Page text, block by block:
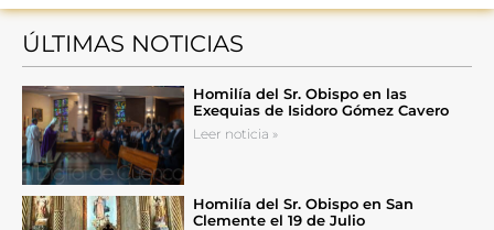
ÚLTIMAS NOTICIAS
Homilía del Sr. Obispo en las
Exequias de Isidoro Gómez Cavero
Leer noticia »
Homilía del Sr. Obispo en San
Clemente el 19 de Julio